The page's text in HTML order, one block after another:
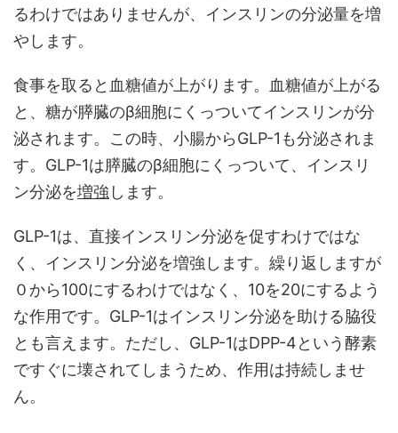
るわけではありませんが、インスリンの分泌量を増
やします。
食事を取ると血糖値が上がります。血糖値が上がる
と、糖が膵臓のβ細胞にくっついてインスリンが分
泌されます。この時、小腸からGLP-1も分泌されま
す。GLP-1は膵臓のβ細胞にくっついて、インスリ
ン分泌を増強 します。
GLP-1は、直接インスリン分泌を促すわけではな
く、インスリン分泌を増強します。繰り返しますが
０から100にするわけではなく、10を20にするよう
な作用です。GLP-1はインスリン分泌を助ける脇役
とも言えます。ただし、GLP-1はDPP-4という酵素
ですぐに壊されてしまうため、作用は持続しませ
ん。